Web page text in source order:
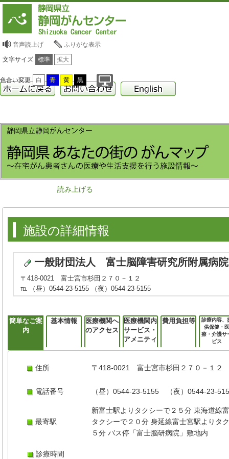
音声読上げ ふりがな表示
文字サイズ 標準 拡大
色合い変更 白 青 黄 黒
読み上げる
施設の詳細情報
一般財団法人 富士脳障害研究所附属病院
〒418-0021 富士宮市杉田２７０－１２
℡ （昼）0544-23-5155 （夜）0544-23-5155
簡単なご案
内
基本情報
医療機関へ
のアクセス
医療機関内
サービス・
アメニティ
費用負担等
診療内容、
供保健・
療・介護サ
ビス
住所 〒418-0021 富士宮市杉田２７０－１２
電話番号 （昼）0544-23-5155 （夜）0544-23-
最寄駅
新富士駅よりタクシーで２５分 東海道線
タクシーで２０分 身延線富士宮駅よりタ
５分 バス停「富士脳研病院」敷地内
診療時間